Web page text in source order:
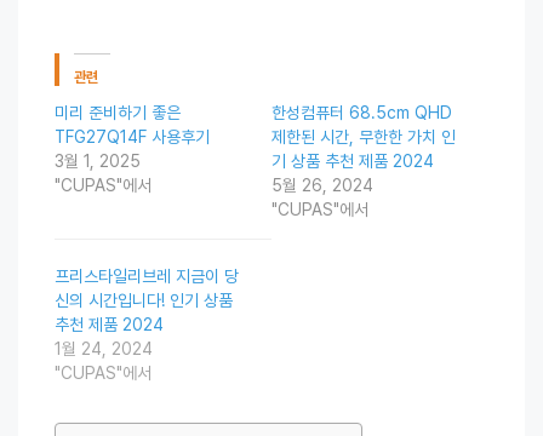
관련
미리 준비하기 좋은
TFG27Q14F 사용후기
3월 1, 2025
"CUPAS"에서
한성컴퓨터 68.5cm QHD
제한된 시간, 무한한 가치 인
기 상품 추천 제품 2024
5월 26, 2024
"CUPAS"에서
프리스타일리브레 지금이 당
신의 시간입니다! 인기 상품
추천 제품 2024
1월 24, 2024
"CUPAS"에서